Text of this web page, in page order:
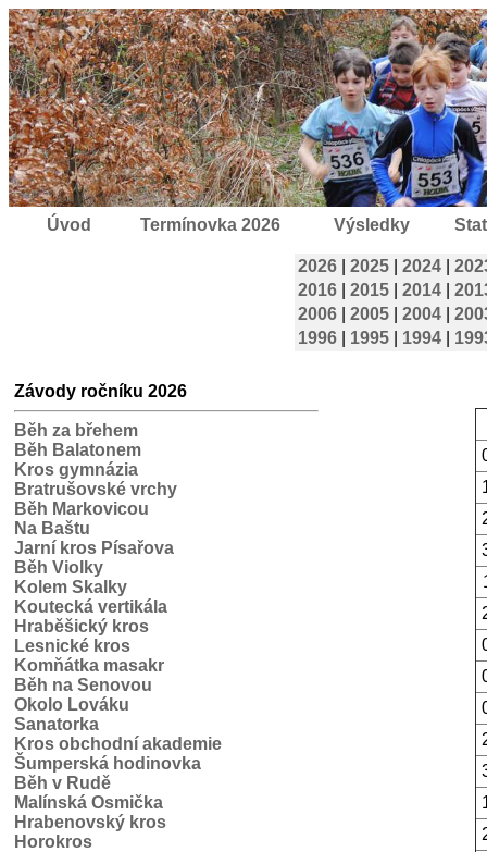
Úvod Termínovka 2026 Výsledky
2026 2025 2024
2016
2015 2014
2006
2005 2004
1996
1995 1994
Závody ročníku 2026
Běh za břehem
Běh Balatonem
Kros gymnázia
Bratrušovské vrchy
Běh Markovicou
Na Baštu
Jarní kros Písařova
Běh Violky
Kolem Skalky
Koutecká vertikála
Hraběšický kros
Lesnické kros
Komňátka masakr
Běh na Senovou
Okolo Lováku
Sanatorka
Kros obchodní akademie
Šumperská hodinovka
Běh v Rudě
Malínská Osmička
Hrabenovský kros
Horokros